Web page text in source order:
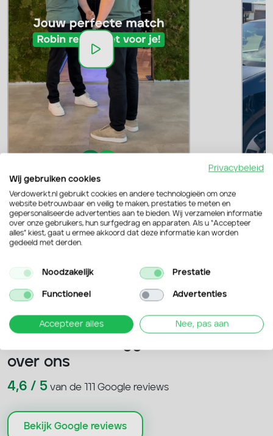
over ons
4,6 / 5 van de 111 Google reviews
Bekijk Google reviews
Privacybeleid
Wij gebruiken cookies
Verdowerkt.nl gebruikt cookies en andere technologieën om onze
website betrouwbaar en veilig te maken, prestaties te meten en
gepersonaliseerde advertenties aan te bieden. Wij verzamelen informatie
over onze gebruikers, hun surfgedrag en apparaten. Als u “Accepteer
alles” kiest, gaat u ermee akkoord dat deze informatie kan worden
gedeeld met derden.
Noodzakelijk Prestatie
Functioneel Advertenties
Accepteer alles Nee, pas aan